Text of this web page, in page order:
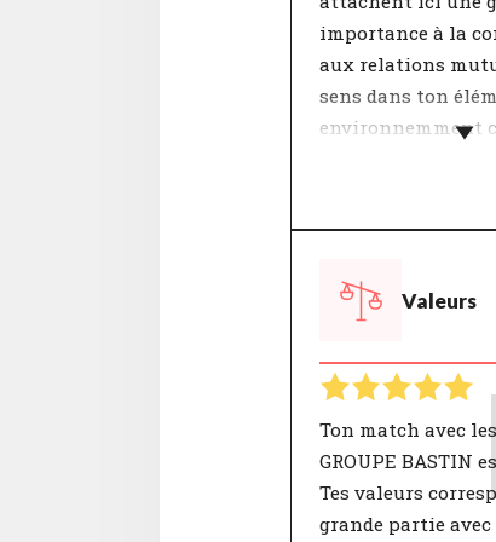
importance à la
aux relations
sens dans ton
environnemment
Les interactions
pour se sentir
mutuels" inclut
des sujets tels que
coopération, la
l’état d’esprit. Un
ces points
bonne atmosphère
Valeurs
Ton match avec
GROUPE BASTIN
Tes valeurs
grande partie avec